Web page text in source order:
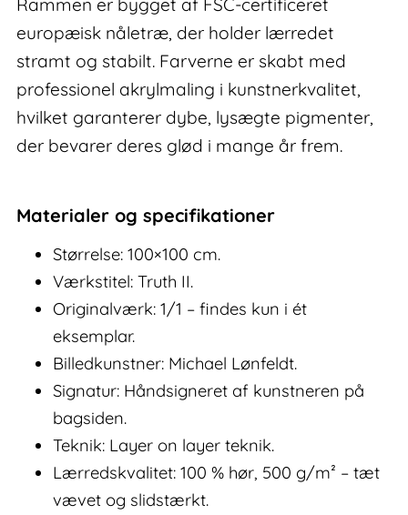
Rammen er bygget af FSC-certificeret
europæisk nåletræ, der holder lærredet
stramt og stabilt. Farverne er skabt med
professionel akrylmaling i kunstnerkvalitet,
hvilket garanterer dybe, lysægte pigmenter,
der bevarer deres glød i mange år frem.
Materialer og specifikationer
Størrelse: 100×100 cm.
Værkstitel: Truth II.
Originalværk: 1/1 – findes kun i ét
eksemplar.
Billedkunstner: Michael Lønfeldt.
Signatur: Håndsigneret af kunstneren på
bagsiden.
Teknik: Layer on layer teknik.
Lærredskvalitet: 100 % hør, 500 g/m² – tæt
vævet og slidstærkt.